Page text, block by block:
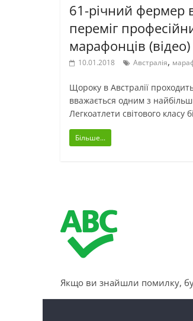
61-річний фермер
переміг
марафонців (відео)
10.01.2018 Австралія,
Щороку в Австралії
вважається одним з
Легкоатлети світового класу
Більше...
Якщо ви знайшли помилку,